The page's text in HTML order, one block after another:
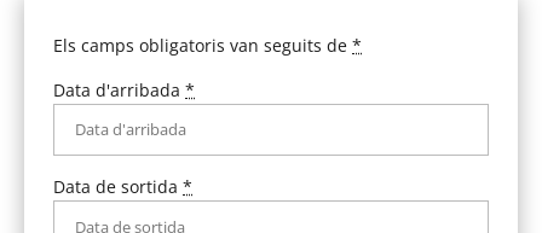
Els camps obligatoris van seguits de *
Data d'arribada *
Data de sortida *